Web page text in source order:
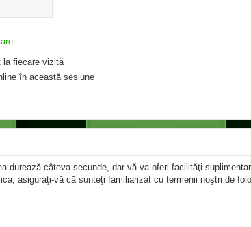
la fiecare vizită
în această sesiune
durează câteva secunde, dar vă va oferi facilităţi
asiguraţi-vă că sunteţi familiarizat cu termenii noştri de